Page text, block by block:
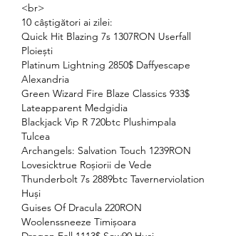
<br>
10 câștigători ai zilei:
Quick Hit Blazing 7s 1307RON Userfall
Ploiești
Platinum Lightning 2850$ Daffyescape
Alexandria
Green Wizard Fire Blaze Classics 933$
Lateapparent Medgidia
Blackjack Vip R 720btc Plushimpala
Tulcea
Archangels: Salvation Touch 1239RON
Lovesicktrue Roșiorii de Vede
Thunderbolt 7s 2889btc Tavernerviolation
Huși
Guises Of Dracula 220RON
Woolenssneeze Timișoara